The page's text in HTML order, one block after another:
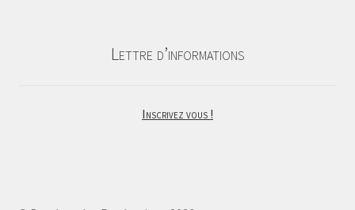
Lettre d’informations
Inscrivez vous !